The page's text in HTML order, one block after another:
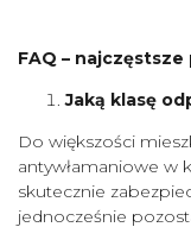
FAQ –
Jaką klasę
Do większości
antywłamaniowe w
skutecznie
jednocześnie